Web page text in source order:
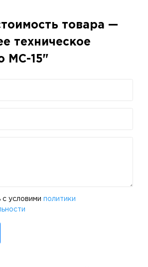
товара —
техническое
МС-15"
условими политики